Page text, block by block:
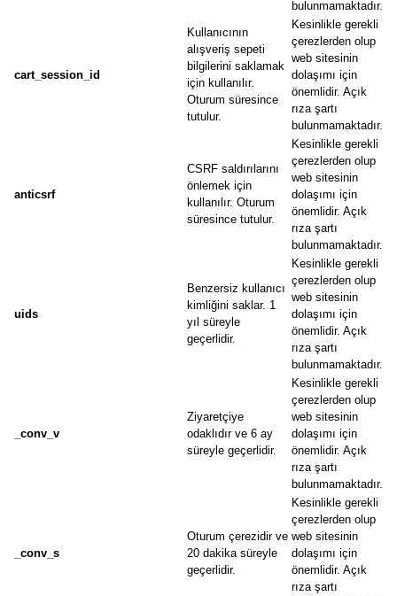
bulunmamaktadır.
cart_session_id
Kullanıcının
alışveriş sepeti
bilgilerini saklamak
için kullanılır.
Oturum süresince
tutulur.
Kesinlikle gerekli
çerezlerden olup
web sitesinin
dolaşımı için
önemlidir. Açık
rıza şartı
bulunmamaktadır.
anticsrf
CSRF saldırılarını
önlemek için
kullanılır. Oturum
süresince tutulur.
Kesinlikle gerekli
çerezlerden olup
web sitesinin
dolaşımı için
önemlidir. Açık
rıza şartı
bulunmamaktadır.
uids
Benzersiz kullanıcı
kimliğini saklar. 1
yıl süreyle
geçerlidir.
Kesinlikle gerekli
çerezlerden olup
web sitesinin
dolaşımı için
önemlidir. Açık
rıza şartı
bulunmamaktadır.
_conv_v
Ziyaretçiye
odaklıdır ve 6 ay
süreyle geçerlidir.
Kesinlikle gerekli
çerezlerden olup
web sitesinin
dolaşımı için
önemlidir. Açık
rıza şartı
bulunmamaktadır.
_conv_s
Oturum çerezidir ve
20 dakika süreyle
geçerlidir.
Kesinlikle gerekli
çerezlerden olup
web sitesinin
dolaşımı için
önemlidir. Açık
rıza şartı